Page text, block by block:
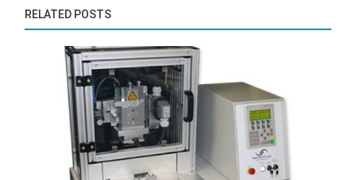
RELATED POSTS